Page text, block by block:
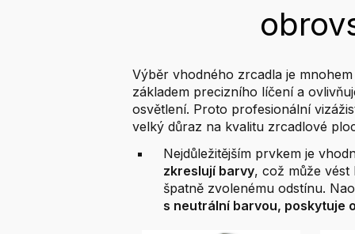
Výběr vhodného zrcadla je
základem precizního líčení a
osvětlení. Proto profesionální
velký důraz na kvalitu zrcadlové
Nejdůležitějším prvkem je
zkreslují barvy, což může
špatně zvolenému odstínu.
s neutrální barvou, poskytuje